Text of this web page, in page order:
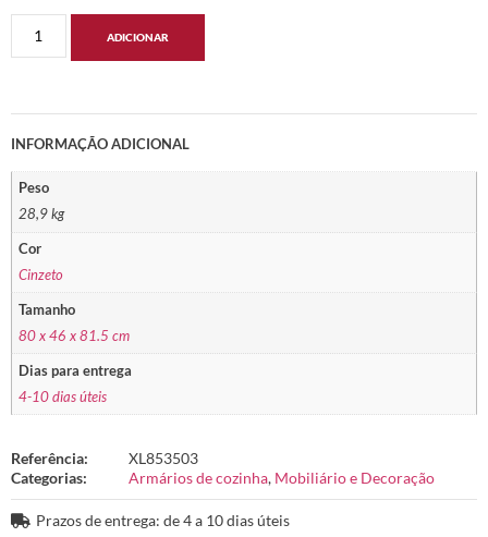
ADICIONAR
INFORMAÇÃO ADICIONAL
Peso
28,9 kg
Cor
Cinzeto
Tamanho
80 x 46 x 81.5 cm
Dias para entrega
4-10 dias úteis
Referência:
XL853503
Categorias:
Armários de cozinha, Mobiliário e Decoração
Prazos de entrega: de 4 a 10 dias úteis